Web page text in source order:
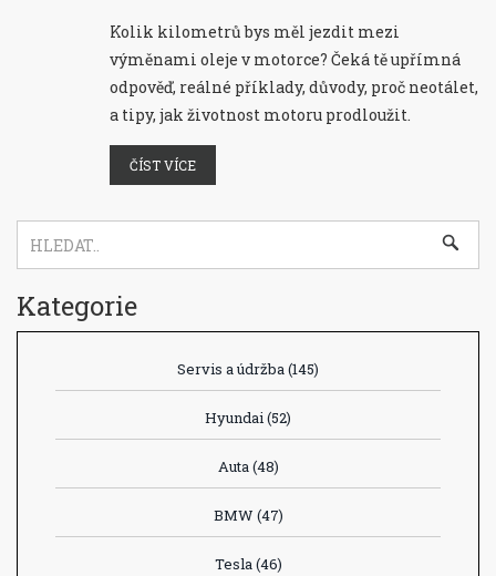
Kolik kilometrů bys měl jezdit mezi
výměnami oleje v motorce? Čeká tě upřímná
odpověď, reálné příklady, důvody, proč neotálet,
a tipy, jak životnost motoru prodloužit.
ČÍST VÍCE
Kategorie
Servis a údržba(145)
Hyundai(52)
Auta(48)
BMW (47)
Tesla(46)